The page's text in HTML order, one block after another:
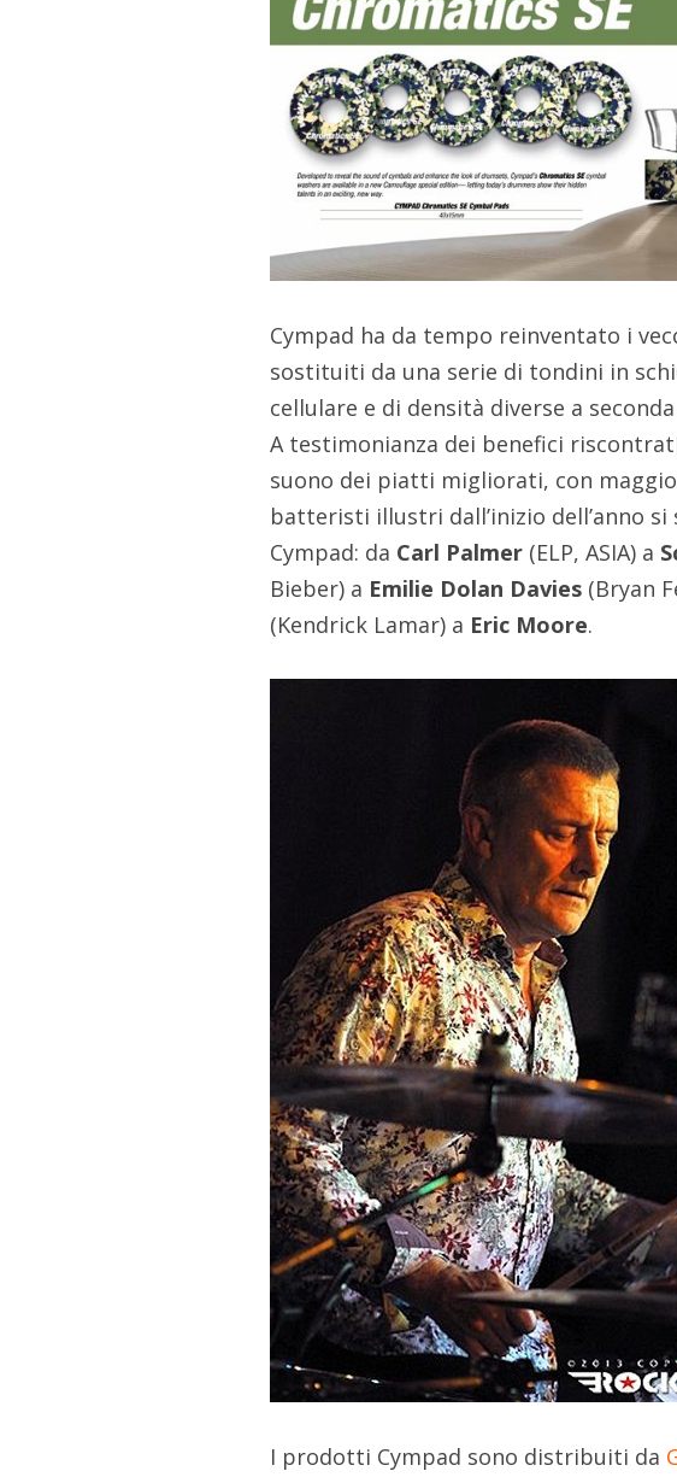
Cympad ha da tempo reinventato i
sostituiti da una serie di tondini in
cellulare e di densità diverse a
A testimonianza dei benefici
suono dei piatti migliorati, con
batteristi illustri dall’inizio dell’anno
Cympad: da Carl Palmer (ELP, ASIA) a
Bieber) a Emilie Dolan Davies (Bryan
(Kendrick Lamar) a Eric Moore.
I prodotti Cympad sono distribuiti da